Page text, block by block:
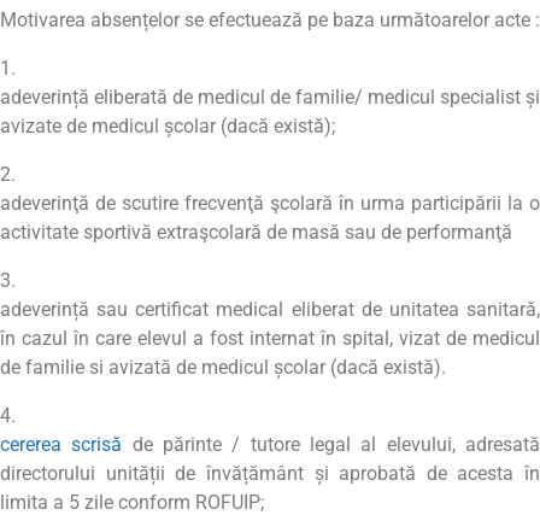
Motivarea absențelor se efectuează pe baza următoarelor acte :
adeverință eliberată de medicul de familie/ medicul specialist și
avizate de medicul școlar (dacă există);
adeverinţă de scutire frecvenţă şcolară în urma participării la o
activitate sportivă extraşcolară de masă sau de performanţă
adeverință sau certificat medical eliberat de unitatea sanitară,
în cazul în care elevul a fost internat în spital, vizat de medicul
de familie si avizată de medicul școlar (dacă există).
cererea scrisă de părinte / tutore legal al elevului, adresată
directorului unității de învățământ și aprobată de acesta în
limita a 5 zile conform ROFUIP;